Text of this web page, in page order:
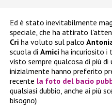
Ed è stato inevitabilmente
speciale, che ha attirato
Cri ha voluto sul palco
scuola di Amici ha incuriosito i
visto sempre qualcosa di più di
inizialmente hanno preferito
recente la foto del bacio
qualsiasi dubbio, anche ai più
bisogno)